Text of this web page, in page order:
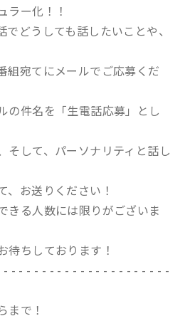
ラー化！！
どうしても話したいことや、
組宛てにメールでご応募くだ
の件名を「生電話応募」とし
そして、パーソナリティと話し
、お送りください！
きる人数には限りがございま
待ちしております！
- - - - - - - - - - - - - - - - - - - - -
まで！